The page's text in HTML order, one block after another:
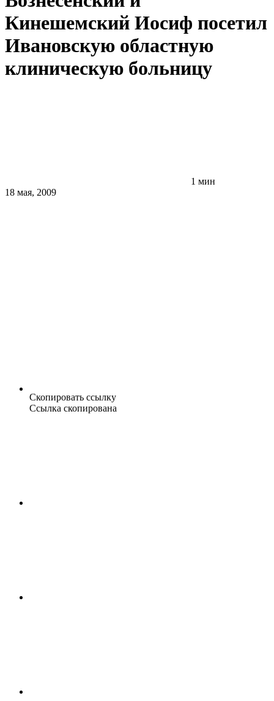
Кинешемский Иосиф посетил
Ивановскую областную
клиническую больницу
1 мин
18 мая, 2009
Скопировать ссылку
Ссылка скопирована